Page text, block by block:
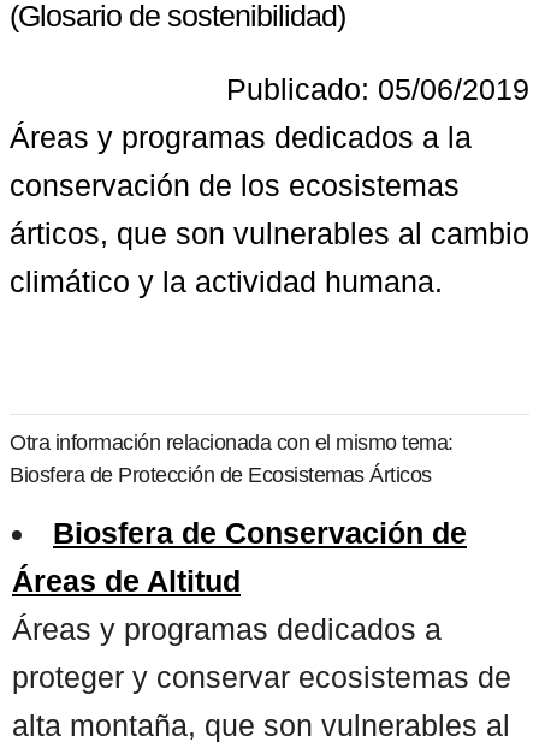
(Glosario de sostenibilidad)
Publicado: 05/06/2019
Áreas y programas dedicados a la
conservación de los ecosistemas
árticos, que son vulnerables al cambio
climático y la actividad humana.
Otra información relacionada con el mismo tema:
Biosfera de Protección de Ecosistemas Árticos
Biosfera de Conservación de
Áreas de Altitud
Áreas y programas dedicados a
proteger y conservar ecosistemas de
alta montaña, que son vulnerables al